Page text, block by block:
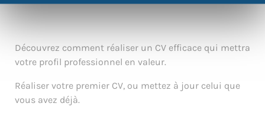
Découvrez comment réaliser un CV efficace qui mettra
votre profil professionnel en valeur.
Réaliser votre premier CV, ou mettez à jour celui que
vous avez déjà.